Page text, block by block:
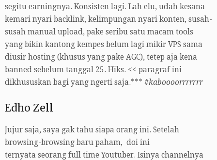
segitu earningnya. Konsisten lagi. Lah elu, udah kesana
kemari nyari backlink, kelimpungan nyari konten, susah-
susah manual upload, pake seribu satu macam tools
yang bikin kantong kempes belum lagi mikir VPS sama
diusir hosting (khusus yang pake AGC), tetep aja kena
banned sebelum tanggal 25. Hiks. << paragraf ini
dikhususkan bagi yang ngerti saja.*** #kaboooorrrrrrr
Edho Zell
Jujur saja, saya gak tahu siapa orang ini. Setelah
browsing-browsing baru paham, doi ini
ternyata seorang full time Youtuber. Isinya channelnya